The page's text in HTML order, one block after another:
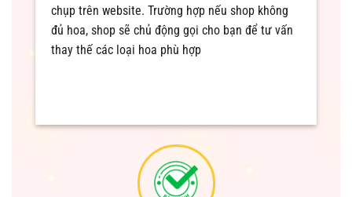
chụp trên website. Trường hợp nếu shop không
đủ hoa, shop sẽ chủ động gọi cho bạn để tư vấn
thay thế các loại hoa phù hợp